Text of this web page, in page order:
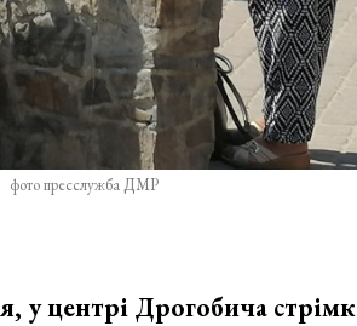
фото пресслужба ДМР
у центрі Дрогобича